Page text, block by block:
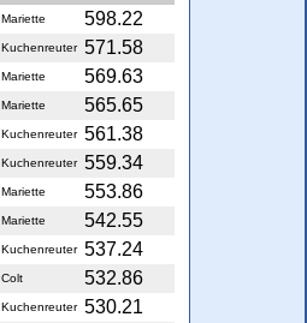
Mariette
598.22
Kuchenreuter 571.58
Mariette
569.63
Mariette
565.65
Kuchenreuter 561.38
Kuchenreuter 559.34
Mariette
553.86
Mariette
542.55
Kuchenreuter 537.24
Colt
532.86
Kuchenreuter 530.21